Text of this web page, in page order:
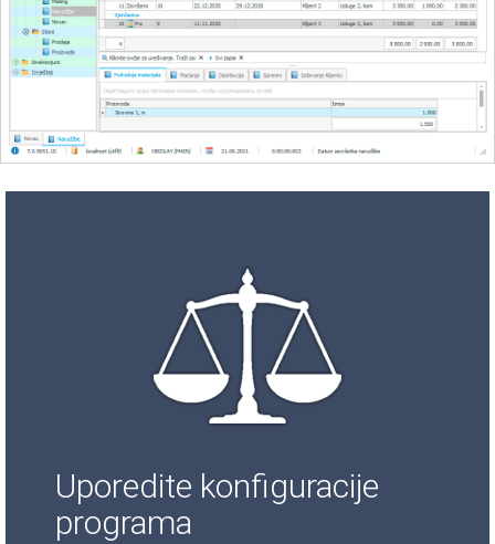
Uporedite konfiguracije
programa